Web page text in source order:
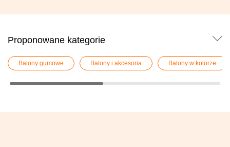
Proponowane kategorie
Balony gumowe Balony i akcesoria Balony w kolorze